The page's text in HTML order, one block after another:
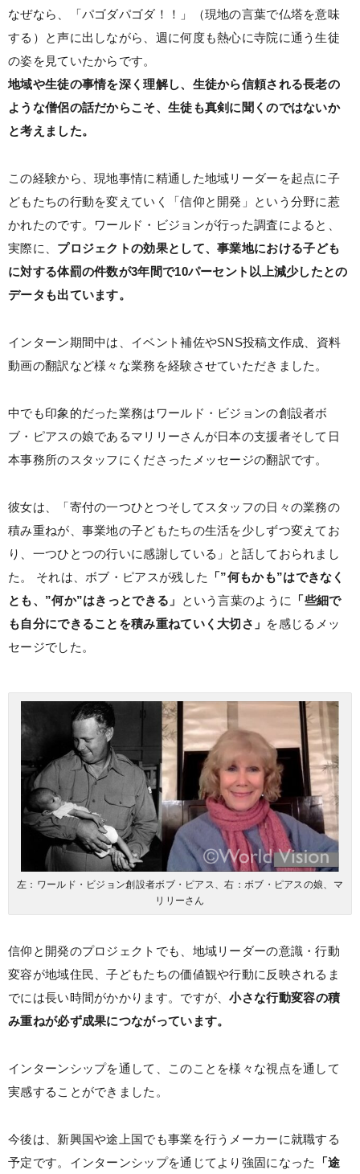
なぜなら、「パゴダパゴダ！！」（現地の言葉で仏塔を意味
する）と声に出しながら、週に何度も熱心に寺院に通う生徒
の姿を見ていたからです。
地域や生徒の事情を深く理解し、生徒から信頼される長老の
ような僧侶の話だからこそ、生徒も真剣に聞くのではないか
と考えました。
この経験から、現地事情に精通した地域リーダーを起点に子
どもたちの行動を変えていく「信仰と開発」という分野に惹
かれたのです。ワールド・ビジョンが行った調査によると、
実際に、 プロジェクトの効果として、事業地における子ども
に対する体罰の件数が3年間で10パーセント以上減少したとの
データも出ています。
インターン期間中は、イベント補佐やSNS投稿文作成、資料
動画の翻訳など様々な業務を経験させていただきました。
中でも印象的だった業務はワールド・ビジョンの創設者ボ
ブ・ピアスの娘であるマリリーさんが日本の支援者そして日
本事務所のスタッフにくださったメッセージの翻訳です。
彼女は、「寄付の一つひとつそしてスタッフの日々の業務の
積み重ねが、事業地の子どもたちの生活を少しずつ変えてお
り、一つひとつの行いに感謝している」と話しておられまし
た。 それは、ボブ・ピアスが残した
「”何もかも”はできなく
とも、”何か”はきっとできる」
という言葉のように
「些細で
も自分にできることを積み重ねていく大切さ」 を感じるメッ
セージでした。
左：ワールド・ビジョン創設者ボブ・ピアス、右：ボブ・ピアスの娘、マ
リリーさん
信仰と開発のプロジェクトでも、地域リーダーの意識・行動
変容が地域住民、子どもたちの価値観や行動に反映されるま
でには長い時間がかかります。ですが、小さな行動変容の積
み重ねが必ず成果につながっています。
インターンシップを通して、このことを様々な視点を通して
実感することができました。
今後は、新興国や途上国でも事業を行うメーカーに就職する
予定です。インターンシップを通じてより強固になった
「途